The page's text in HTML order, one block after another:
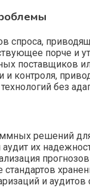
спроса,
порче и
поставщиков
и контроля,
без
решений
их
и аудитов